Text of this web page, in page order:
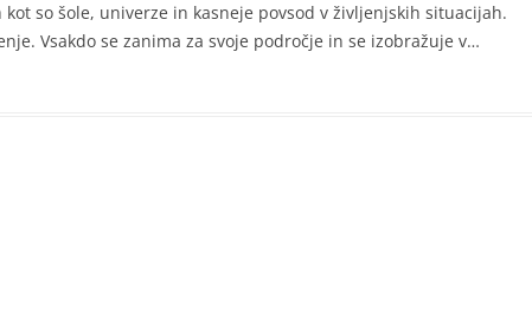
so šole, univerze in kasneje povsod v življenjskih situacijah.
Vsakdo se zanima za svoje področje in se izobražuje v…